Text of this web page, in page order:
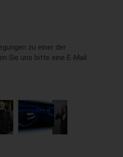
zu einer der
Sie uns bitte eine E-Mail: